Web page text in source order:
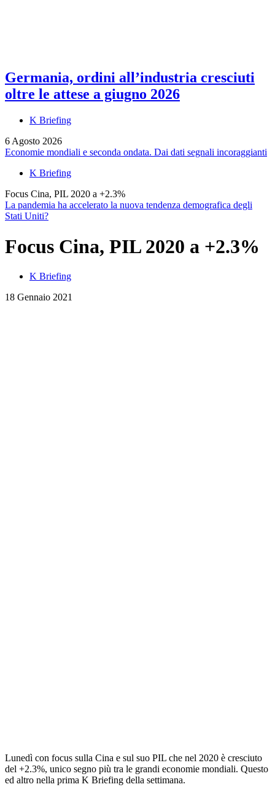
Germania, ordini all’industria cresciuti
oltre le attese a giugno 2026
K Briefing
6 Agosto 2026
Economie mondiali e seconda ondata. Dai dati segnali incoraggianti
K Briefing
Focus Cina, PIL 2020 a +2.3%
La pandemia ha accelerato la nuova tendenza demografica degli
Stati Uniti?
Focus Cina, PIL 2020 a +2.3%
K Briefing
18 Gennaio 2021
Lunedì con focus sulla Cina e sul suo PIL che nel 2020 è cresciuto
del +2.3%, unico segno più tra le grandi economie mondiali. Questo
ed altro nella prima K Briefing della settimana.